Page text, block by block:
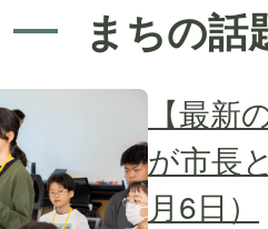
まちの話
【最新
が市長
月6日）